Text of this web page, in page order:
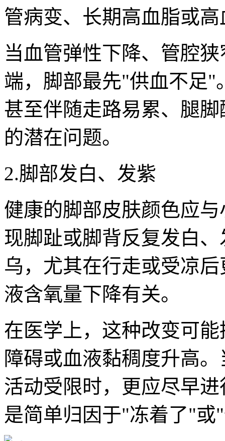
管病变、长期高血脂或
当血管弹性下降、管腔
端，脚部最先"供血不足"
甚至伴随走路易累、腿
的潜在问题。
2.脚部发白、发紫
健康的脚部皮肤颜色应
现脚趾或脚背反复发白
乌，尤其在行走或受凉
液含氧量下降有关。
在医学上，这种改变可
障碍或血液黏稠度升高
活动受限时，更应尽早
是简单归因于"冻着了"或